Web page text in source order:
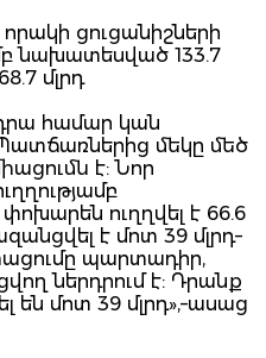
ցուցանիշների
նախատեսված 133.7
մլրդ
համար կան
մեկը մեծ
է: Նոր
ուղղվել է 66.6
է մոտ 39 մլրդ–
պարտադիր,
ներդրում է: Դրանք
են մոտ 39 մլրդ»,–ասաց